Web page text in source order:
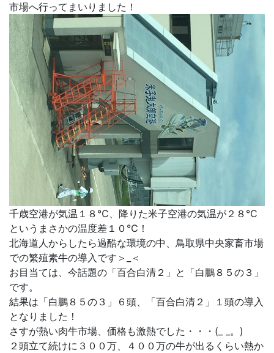
市場へ行ってまいりました！
千歳空港が気温１８℃、降りた米子空港の気温が２８℃
というまさかの温度差１０℃！
北海道人からしたら過酷な環境の中、鳥取県中央家畜市場
での繁殖素牛の導入です＞_＜
お目当ては、今話題の「百合白清２」と「白鵬８５の３」
です。
結果は「白鵬８５の３」６頭、「百合白清２」１頭の導入
となりました！
さすが熱い肉牛市場、価格も激熱でした・・・(_ _。)
２頭立て続けに３００万、４００万の牛が出るくらい熱か